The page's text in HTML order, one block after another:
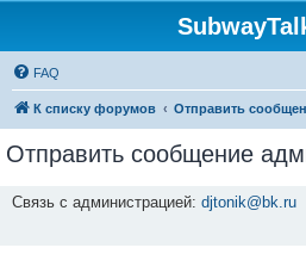
FAQ
К списку форумов Отправить
Отправить сообщение
Связь с администрацией: djtonik@bk.ru